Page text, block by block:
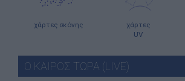
χάρτες σκόνης
χάρτες
UV
Ο ΚΑΙΡΟΣ ΤΩΡΑ (LIVE)